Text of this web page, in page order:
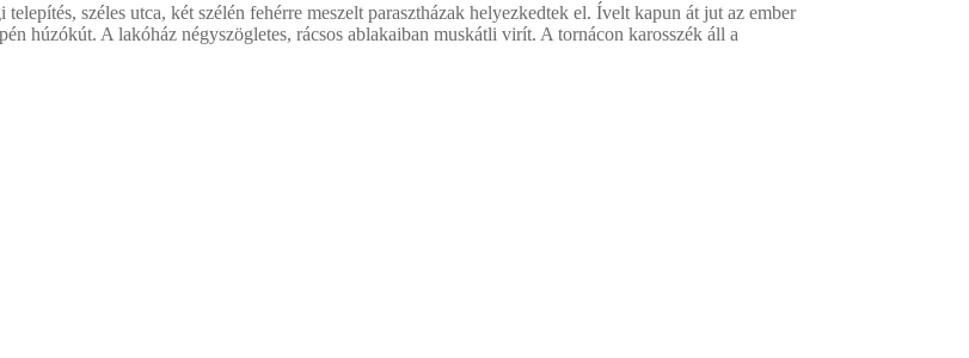
széles utca, két szélén fehérre meszelt parasztházak helyezkedtek el. Ívelt kapun át jut az ember
húzókút. A lakóház négyszögletes, rácsos ablakaiban muskátli virít. A tornácon karosszék áll a